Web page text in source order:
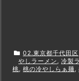
02.東京都千代田区
やしラーメン , 冷製
桃, 桃の冷やしらぁ麺,